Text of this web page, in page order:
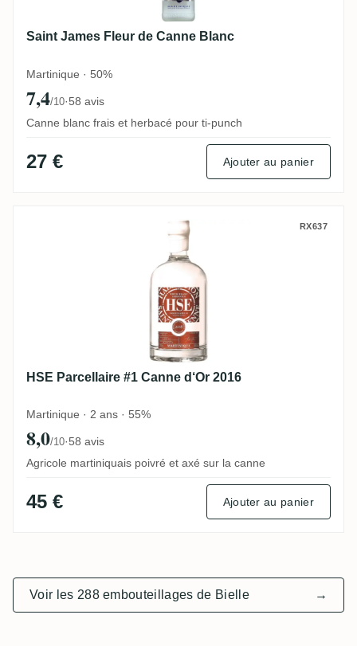
Saint James Fleur de Canne Blanc
Martinique · 50%
7,4/10·58 avis
Canne blanc frais et herbacé pour ti-punch
27 € Ajouter au panier
HSE Parcellaire #1 Canne d‘Or 2016RX637
HSE Parcellaire #1 Canne d‘Or 2016
Martinique · 2 ans · 55%
8,0/10·58 avis
Agricole martiniquais poivré et axé sur la canne
45 € Ajouter au panier
Voir les 288 embouteillages de Bielle →